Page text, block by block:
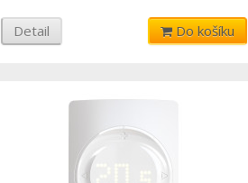
Detail Do košíku